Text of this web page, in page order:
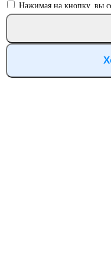
Нажимая на кнопку, вы
конфиденциальностии даёте